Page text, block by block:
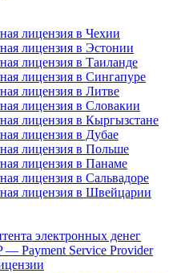
лицензия в Чехии
лицензия в Эстонии
лицензия в Таиланде
лицензия в Сингапуре
лицензия в Литве
лицензия в Словакии
лицензия в Кыргызстане
лицензия в Дубае
лицензия в Польше
лицензия в Панаме
лицензия в Сальвадоре
лицензия в Швейцарии
электронных денег
— Payment Service Provider